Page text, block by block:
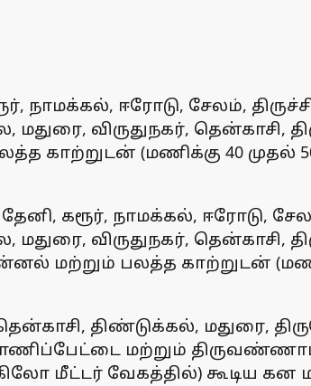
நாமக்கல், ஈரோடு, சேலம்,
விருதுநகர், தென்காசி,
காற்றுடன் (மணிக்கு 40 முதல்
கரூர், நாமக்கல், ஈரோடு,
விருதுநகர், தென்காசி,
மற்றும் பலத்த காற்றுடன்
தென்காசி, திண்டுக்கல், மதுரை,
மற்றும்
மீட்டர் வேகத்தில்) கூடிய